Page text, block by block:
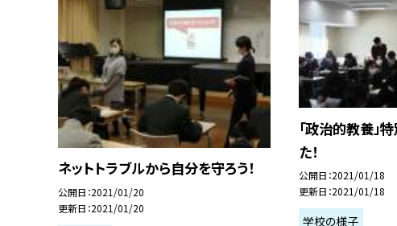
ネットトラブルから自分を守ろう！
公開日 2021/01/20
更新日 2021/01/20
「政治的教養」
た！
公開日 2021/01/18
更新日 2021/01/18
学校の様子